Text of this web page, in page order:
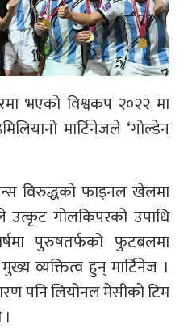
भएको विश्वकप २०२२ मा
मार्टिनेजले ‘गोल्डेन
विरुद्धको फाइनल खेलमा
उत्कृट गोलकिपरको उपाधि
पुरुषतर्फको फुटबलमा
व्यक्तित्व हुन् मार्टिनेज ।
पनि लियोनल मेसीको टिम